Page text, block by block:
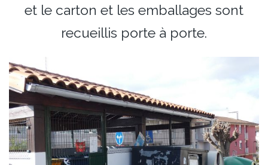
et le carton et les emballages sont
recueillis porte à porte.